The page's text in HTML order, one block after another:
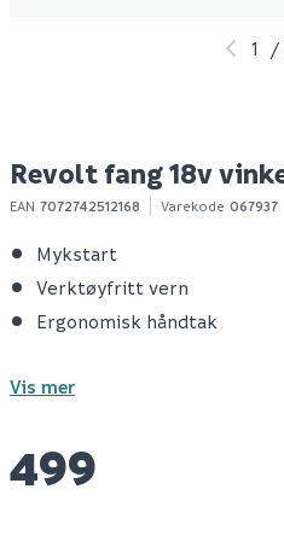
1 /
Revolt fang 18v
EAN 7072742512168 Varekode 067937
Mykstart
Verktøyfritt vern
Ergonomisk håndtak
Vis mer
499